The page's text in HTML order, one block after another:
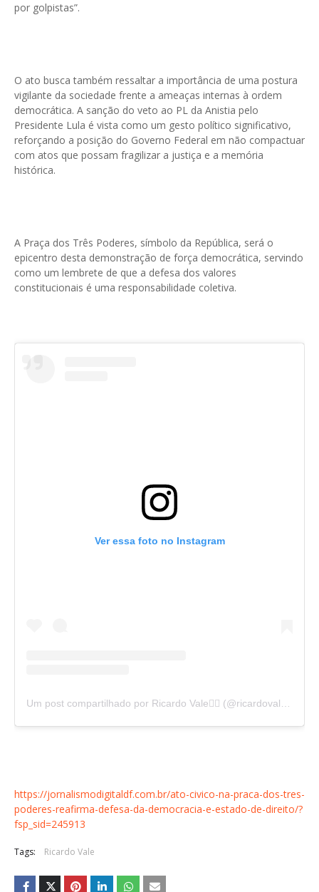
por golpistas”.
O ato busca também ressaltar a importância de uma postura
vigilante da sociedade frente a ameaças internas à ordem
democrática. A sanção do veto ao PL da Anistia pelo
Presidente Lula é vista como um gesto político significativo,
reforçando a posição do Governo Federal em não compactuar
com atos que possam fragilizar a justiça e a memória
histórica.
A Praça dos Três Poderes, símbolo da República, será o
epicentro desta demonstração de força democrática, servindo
como um lembrete de que a defesa dos valores
constitucionais é uma responsabilidade coletiva.
Ver essa foto no Instagram
https://jornalismodigitaldf.com.br/ato-civico-na-praca-dos-tres-
poderes-reafirma-defesa-da-democracia-e-estado-de-direito/?
fsp_sid=245913
Tags: Ricardo Vale